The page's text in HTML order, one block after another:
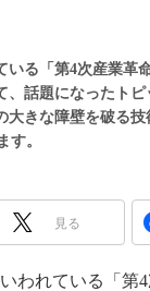
EdgeTech+
日本ものづ
る「第4次産業革
話題になったト
きな障壁を破る
す。
見る
れている「第4